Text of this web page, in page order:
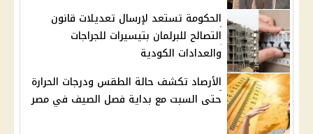
الحكومة تستعد لإرسال تعديلات قانون
التصالح للبرلمان بتيسيرات للجراجات
والعدادات الكودية
الأرصاد تكشف حالة الطقس ودرجات الحرارة
حتى السبت مع بداية فصل الصيف في مصر